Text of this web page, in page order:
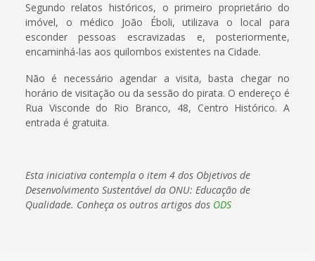
Segundo relatos históricos, o primeiro proprietário do
imóvel, o médico João Éboli, utilizava o local para
esconder pessoas escravizadas e, posteriormente,
encaminhá-las aos quilombos existentes na Cidade.
Não é necessário agendar a visita, basta chegar no
horário de visitação ou da sessão do pirata. O endereço é
Rua Visconde do Rio Branco, 48, Centro Histórico. A
entrada é gratuita.
Esta iniciativa contempla o item 4 dos Objetivos de
Desenvolvimento Sustentável da ONU: Educação de
Qualidade. Conheça os outros artigos dos ODS